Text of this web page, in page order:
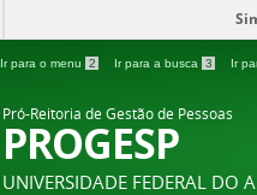
Ir para o menu 2 Ir para a busca 3 Ir
Pró-Reitoria de Gestão de Pessoas
PROGESP
UNIVERSIDADE FEDERAL DO